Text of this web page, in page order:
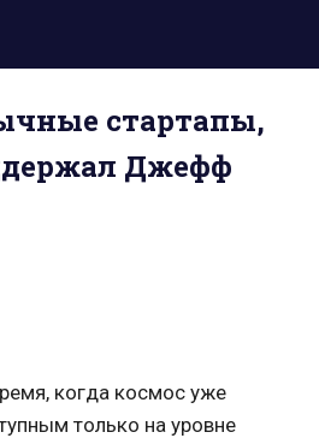
стартапы,
Джефф
когда космос уже
только на уровне